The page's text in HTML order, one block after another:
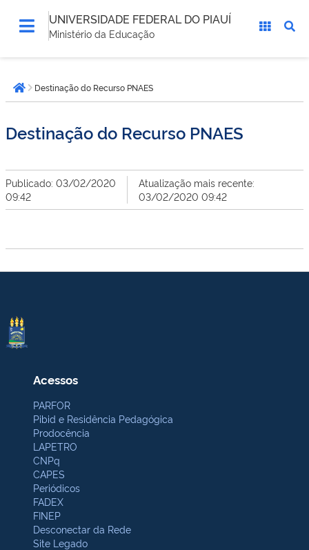
UNIVERSIDADE FEDERAL DO PIAUÍ
Ministério da Educação
está
aqui:Página inicial
Destinação do Recurso PNAES
Destinação do Recurso PNAES
Publicado: 03/02/2020
09:42
Atualização mais recente:
03/02/2020 09:42
Acessos
PARFOR
Pibid e Residência Pedagógica
Prodocência
LAPETRO
CNPq
CAPES
Periódicos
FADEX
FINEP
Desconectar da Rede
Site Legado